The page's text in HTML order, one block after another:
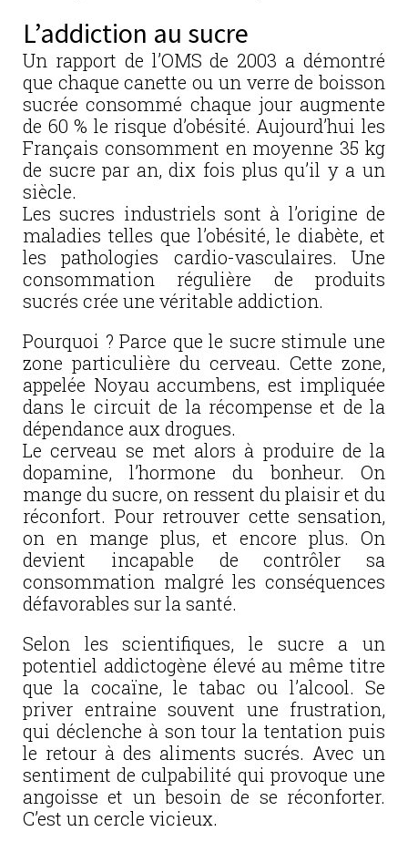
L’addiction au sucre
Un rapport de l’OMS de 2003 a démontré
que chaque canette ou un verre de boisson
sucrée consommé chaque jour augmente
de 60 % le risque d’obésité. Aujourd’hui les
Français consomment en moyenne 35 kg
de sucre par an, dix fois plus qu’il y a un
siècle.
Les sucres industriels sont à l’origine de
maladies telles que l’obésité, le diabète, et
les pathologies cardio-vasculaires. Une
consommation régulière de produits
sucrés crée une véritable addiction.
Pourquoi ? Parce que le sucre stimule une
zone particulière du cerveau. Cette zone,
appelée Noyau accumbens, est impliquée
dans le circuit de la récompense et de la
dépendance aux drogues.
Le cerveau se met alors à produire de la
dopamine, l’hormone du bonheur. On
mange du sucre, on ressent du plaisir et du
réconfort. Pour retrouver cette sensation,
on en mange plus, et encore plus. On
devient incapable de contrôler sa
consommation malgré les conséquences
défavorables sur la santé.
Selon les scientifiques, le sucre a un
potentiel addictogène élevé au même titre
que la cocaïne, le tabac ou l’alcool. Se
priver entraine souvent une frustration,
qui déclenche à son tour la tentation puis
le retour à des aliments sucrés. Avec un
sentiment de culpabilité qui provoque une
angoisse et un besoin de se réconforter.
C’est un cercle vicieux.